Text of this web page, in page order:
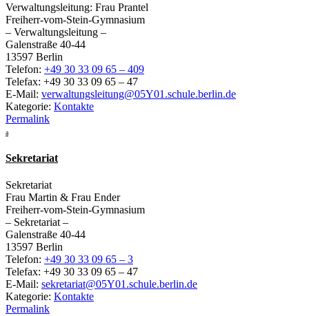
Verwaltungsleitung: Frau Prantel
Freiherr-vom-Stein-Gymnasium
– Verwaltungsleitung –
Galenstraße 40-44
13597 Berlin
Telefon: +49 30 33 09 65 – 409
Telefax: +49 30 33 09 65 – 47
E-Mail: verwaltungsleitung@05Y01.schule.berlin.de
Kategorie: Kontakte
Permalink
a
Sekretariat
Sekretariat
Frau Martin & Frau Ender
Freiherr-vom-Stein-Gymnasium
– Sekretariat –
Galenstraße 40-44
13597 Berlin
Telefon: +49 30 33 09 65 – 3
Telefax: +49 30 33 09 65 – 47
E-Mail: sekretariat@05Y01.schule.berlin.de
Kategorie: Kontakte
Permalink